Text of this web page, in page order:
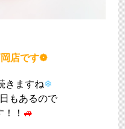
店です❁
きますね❄
もあるので
！！ 🚙